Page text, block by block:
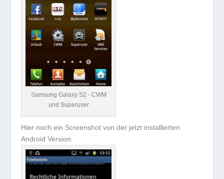
Samsung Galaxy S2 - CWM
und Superuser
Hier noch ein Screenshot von der jetzt installierten
Android Version.